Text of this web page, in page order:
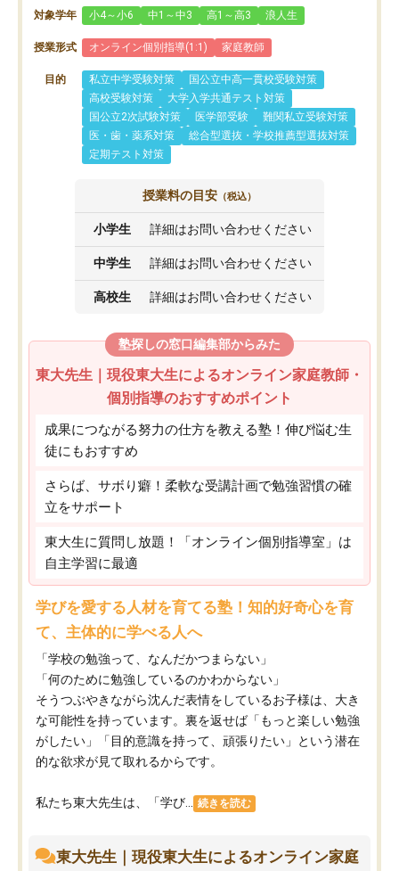
対象学年 小4～小6 中1～中3 高1～高3 浪人生
授業形式 オンライン個別指導(1:1) 家庭教師
目的 私立中学受験対策
国公立中高一貫校受験対策
高校受験対策
大学入学共通テスト対策
国公立2次試験対策
医学部受験
難関私立受験対策
医・歯・薬系対策
総合型選抜・学校推薦型選抜対策
定期テスト対策
授業料の目安 （税込）
小学生 詳細はお問い合わせください
中学生 詳細はお問い合わせください
高校生 詳細はお問い合わせください
塾探しの窓口編集部からみた
東大先生｜現役東大生によるオンライン家庭教師・
個別指導のおすすめポイント
成果につながる努力の仕方を教える塾！伸び悩む生
徒にもおすすめ
さらば、サボり癖！柔軟な受講計画で勉強習慣の確
立をサポート
東大生に質問し放題！「オンライン個別指導室」は
自主学習に最適
学びを愛する人材を育てる塾！知的好奇心を育
て、主体的に学べる人へ
「学校の勉強って、なんだかつまらない」
「何のために勉強しているのかわからない」
そうつぶやきながら沈んだ表情をしているお子様は、大き
な可能性を持っています。裏を返せば「もっと楽しい勉強
がしたい」「目的意識を持って、頑張りたい」という潜在
的な欲求が見て取れるからです。
私たち東大先生は、「学び... 続きを読む
東大先生｜現役東大生によるオンライン家庭